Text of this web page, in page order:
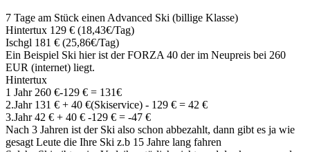
7 Tage am Stück einen Advanced Ski (billige Klasse)
Hintertux 129 € (18,43€/Tag)
Ischgl 181 € (25,86€/Tag)
Ein Beispiel Ski hier ist der FORZA 40 der im Neupreis bei 260
EUR (internet) liegt.
Hintertux
1 Jahr 260 €-129 € = 131€
2.Jahr 131 € + 40 €(Skiservice) - 129 € = 42 €
3.Jahr 42 € + 40 € -129 € = -47 €
Nach 3 Jahren ist der Ski also schon abbezahlt, dann gibt es ja wie
gesagt Leute die Ihre Ski z.b 15 Jahre lang fahren